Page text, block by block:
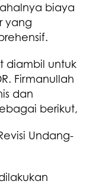
biaya
yang
diambil untuk
Firmanullah
dan
berikut,
Undang-